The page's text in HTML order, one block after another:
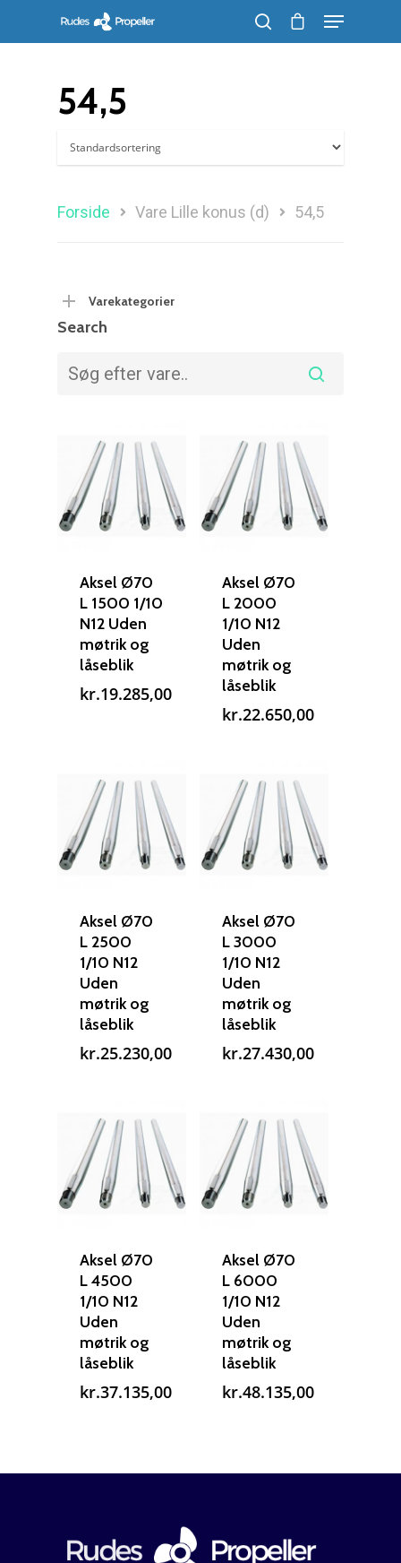
Søg efter et produkt, og tryk på enter
54,5
Forside Vare Lille konus (d) 54,5
Varekategorier
Search
Aksel Ø70
L 1500 1/10
N12 Uden
møtrik og
låseblik
kr.19.285,00
Aksel Ø70
L 2000
1/10 N12
Uden
møtrik og
låseblik
kr.22.650,00
Aksel Ø70
L 2500
1/10 N12
Uden
møtrik og
låseblik
kr.25.230,00
Aksel Ø70
L 3000
1/10 N12
Uden
møtrik og
låseblik
kr.27.430,00
Aksel Ø70
L 4500
1/10 N12
Uden
møtrik og
låseblik
kr.37.135,00
Aksel Ø70
L 6000
1/10 N12
Uden
møtrik og
låseblik
kr.48.135,00
Reparation
Om reparation
Indlever din propel
Guides
Påføring af PropShield
Montering af propel
Afmontering af propel
Mercury guide
venstre?
Shop
Om os
Kontakt
Ring på 75 59 43
T: 75 59 43 22